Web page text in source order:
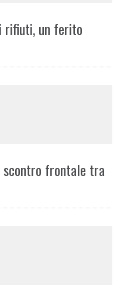
rifiuti, un ferito
scontro frontale tra